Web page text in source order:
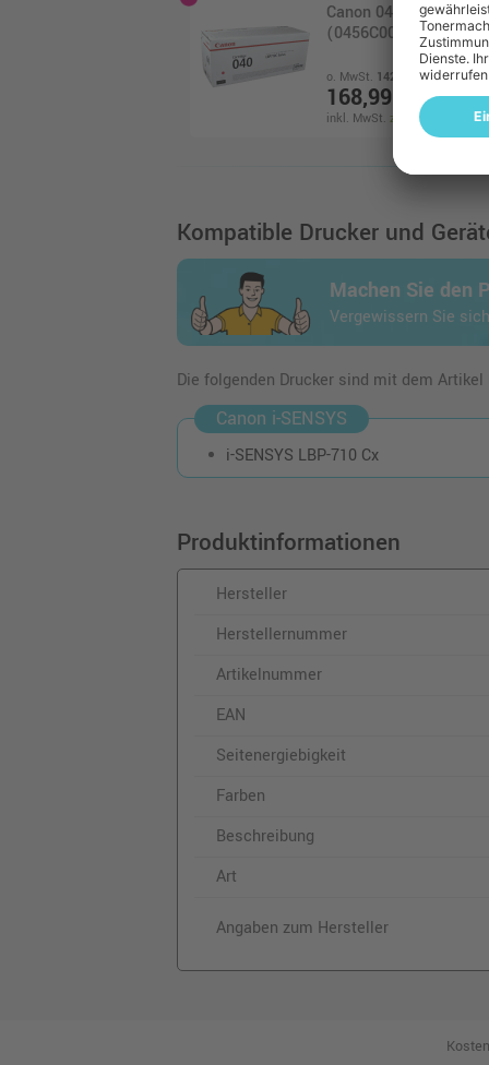
Canon 040 Toner
(0456C001) · Magenta
o. MwSt. 142,01 €
168,99 €
inkl. MwSt. zzgl. Versand
Canon 040H Toner
o. MwSt. 104,19 €
123,99 €
inkl. MwSt.zzgl. Versand
Kompatibler Toner
Canon 040 (0454C001) ·
Gelb
o. MwSt.
91,00 €
inkl. MwSt.
(0457C001) · Magenta
Kompatible Drucker und
Machen Sie den
Vergewissern Sie
Die folgenden Drucker sind mit dem Artikel
Canon i-SENSYS
i-SENSYS LBP-710 Cx
Produktinformationen
Hersteller
Herstellernummer
Artikelnummer
EAN
Seitenergiebigkeit
Farben
Beschreibung
Art
Angaben zum Hersteller